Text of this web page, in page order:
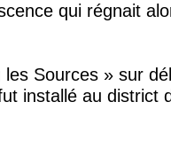
qui régnait
Sources » sur
installé au